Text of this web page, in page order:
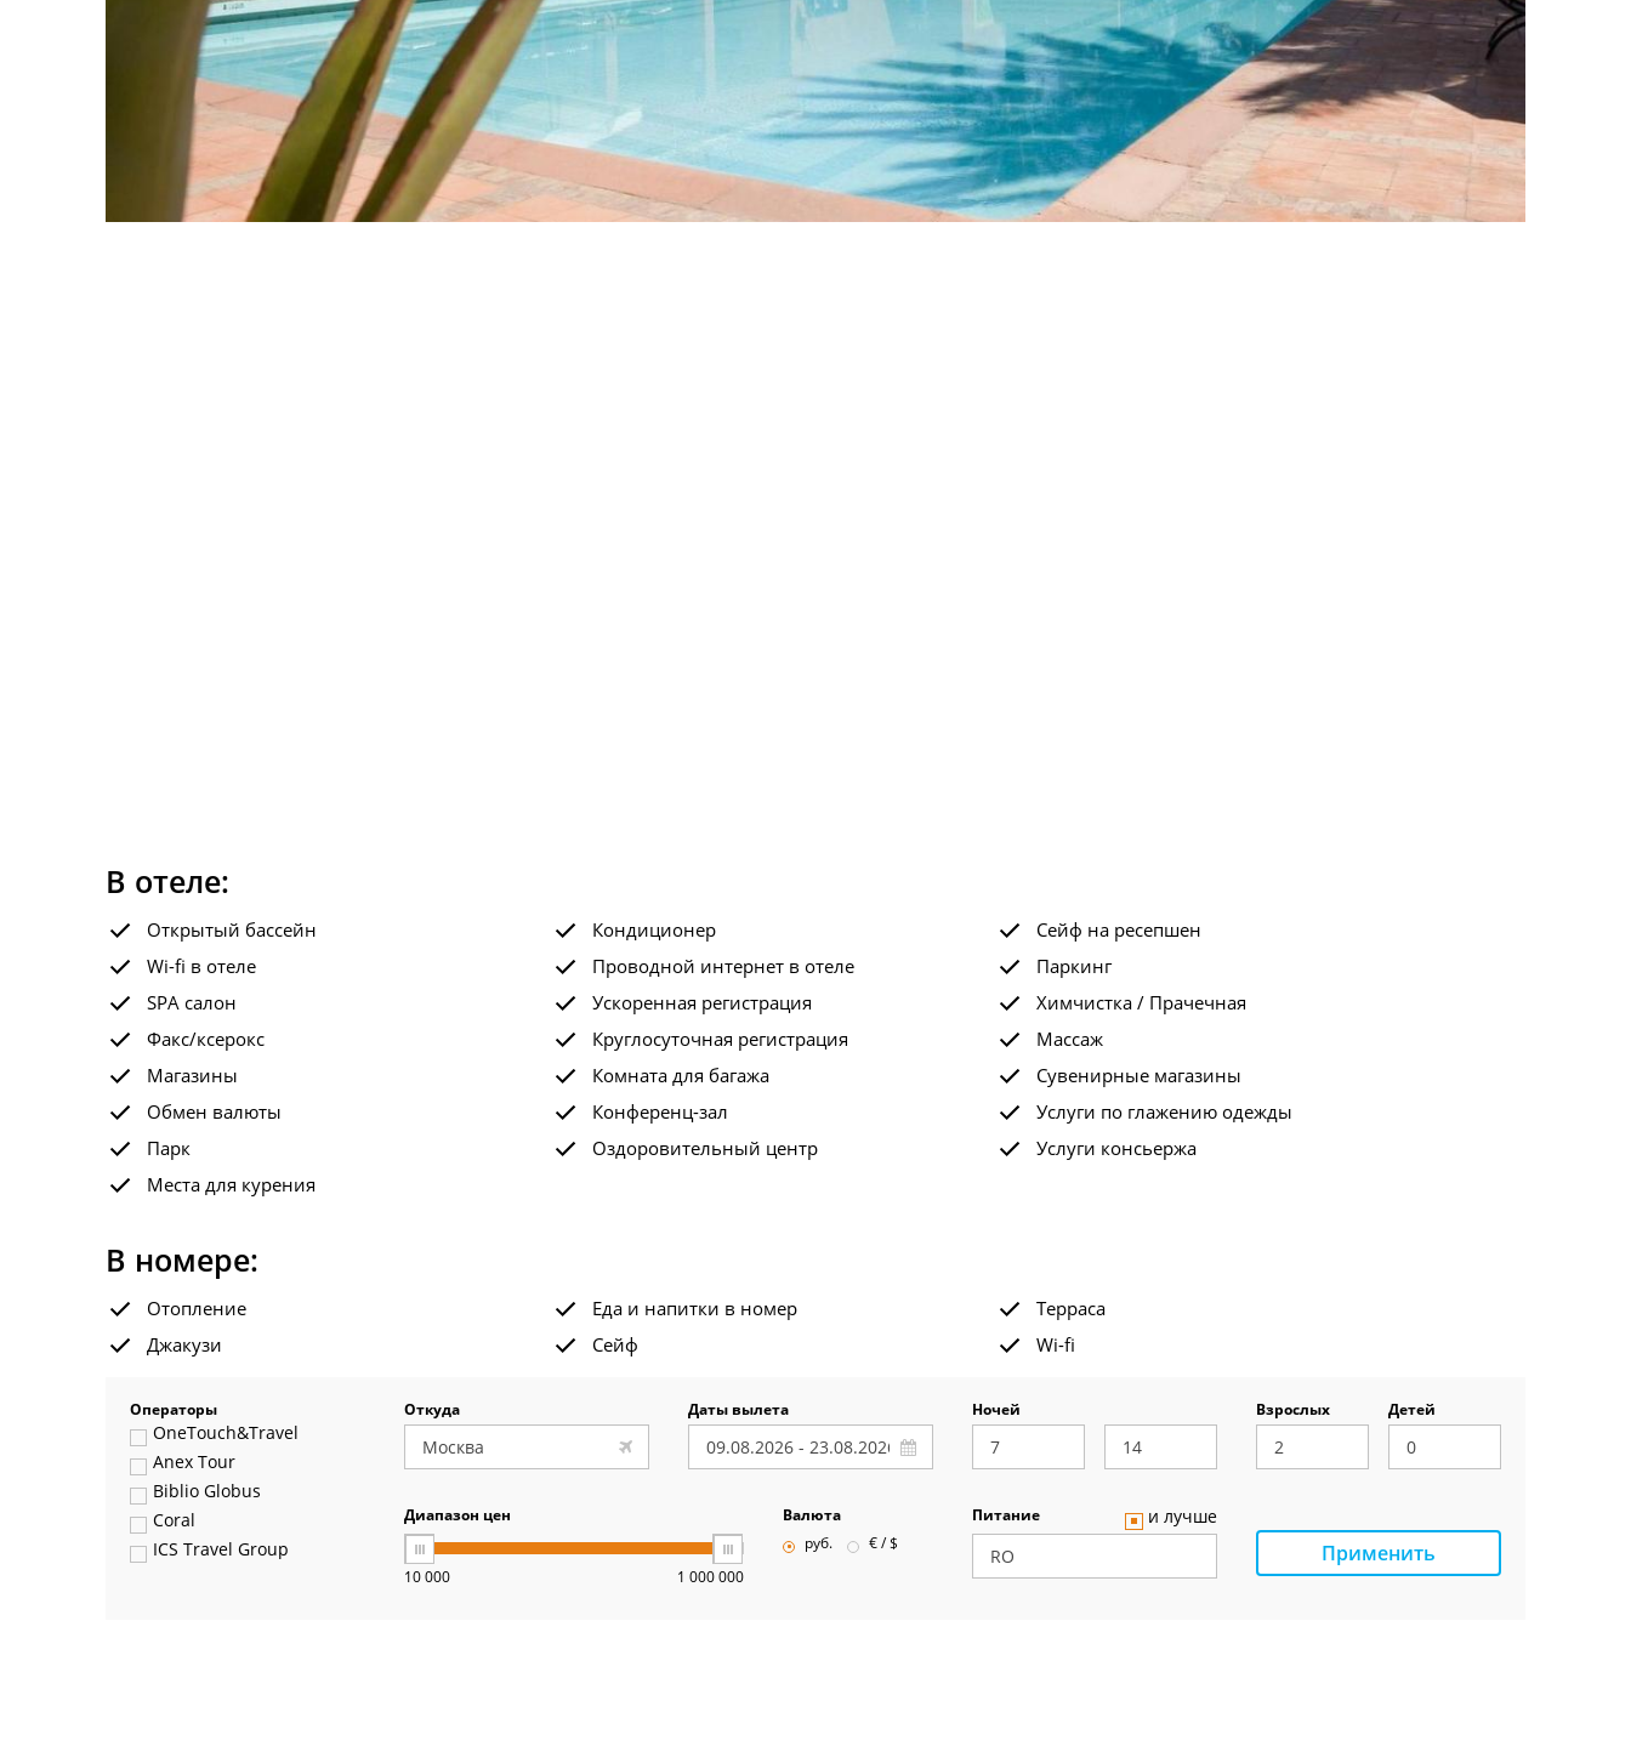
В отеле:
Открытый бассейн Кондиционер
Сейф на ресепшен
Wi-fi в отеле
Проводной интернет в отеле
Паркинг
SPA салон
Ускоренная регистрация
Химчистка / Прачечная
Факс/ксерокс
Круглосуточная регистрация
Массаж
Магазины
Комната для багажа
Сувенирные магазины
Обмен валюты
Конференц-зал
Услуги по глажению одежды
Парк
Оздоровительный центр
Услуги консьержа
Места для курения
В номере:
Отопление Еда и напитки в номер
Терраса
Джакузи
Сейф Wi-fi
Операторы
OneTouch&Travel
Anex Tour
Biblio Globus
Coral
ICS Travel Group
Откуда Даты вылета Ночей Взрослых Детей
Диапазон цен
10 000 1 000 000
Валюта
руб.
€ / $
Питание и лучше
Применить